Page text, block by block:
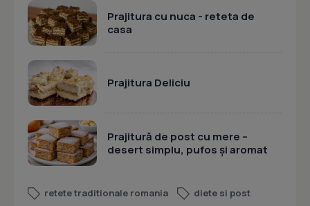
Prajitura cu nuca - reteta de
casa
Prajitura Deliciu
Prajitură de post cu mere –
desert simplu, pufos și aromat
retete traditionale romania
diete si post